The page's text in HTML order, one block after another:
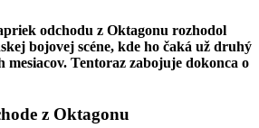
odchodu z Oktagonu rozhodol
bojovej scéne, kde ho čaká už druhý
mesiacov. Tentoraz zabojuje dokonca o
z Oktagonu